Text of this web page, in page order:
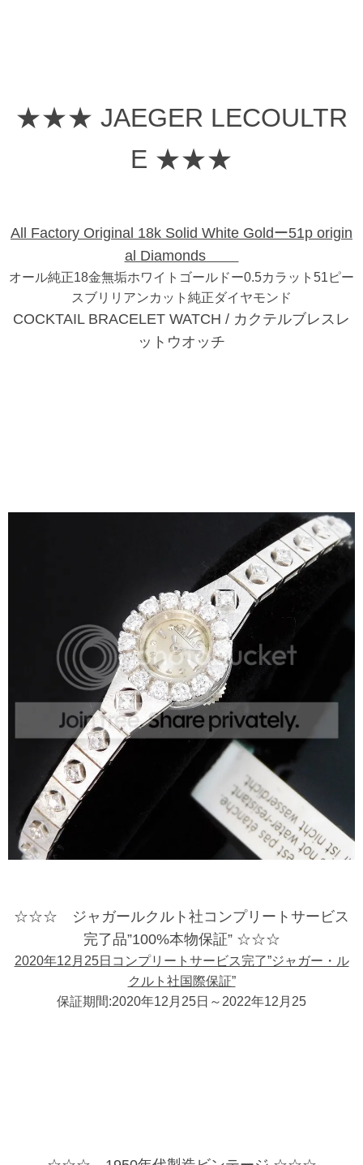
★★★ JAEGER LECOULTR
E ★★★
All Factory Original 18k Solid White Goldー51p origin
al Diamonds
オール純正18金無垢ホワイトゴールドー0.5カラット51ピー
スブリリアンカット純正ダイヤモンド
COCKTAIL BRACELET WATCH / カクテルブレスレ
ットウオッチ
☆☆☆ ジャガールクルト社コンプリートサービス
完了品”100%本物保証” ☆☆☆
2020年12月25日コンプリートサービス完了”ジャガー・ル
クルト社国際保証”
保証期間:2020年12月25日～2022年12月25